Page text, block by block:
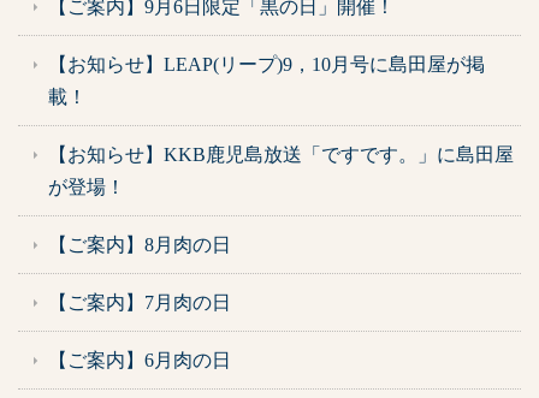
【ご案内】9月6日限定「黒の日」開催！
【お知らせ】LEAP(リープ)9，10月号に島田屋が掲
載！
【お知らせ】KKB鹿児島放送「ですです。」に島田屋
が登場！
【ご案内】8月肉の日
【ご案内】7月肉の日
【ご案内】6月肉の日